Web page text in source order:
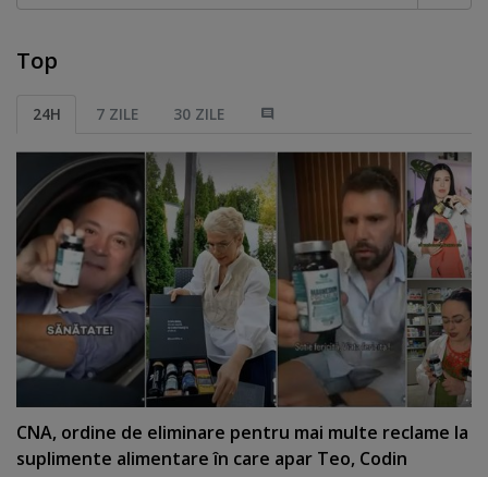
Top
24H 7 ZILE 30 ZILE
CNA, ordine de eliminare pentru mai multe reclame la
suplimente alimentare în care apar Teo, Codin